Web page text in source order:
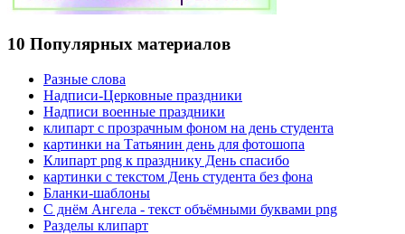
10 Популярных материалов
Разные слова
Надписи-Церковные праздники
Надписи военные праздники
клипарт с прозрачным фоном на день студента
картинки на Татьянин день для фотошопа
Клипарт png к празднику День спасибо
картинки с текстом День студента без фона
Бланки-шаблоны
С днём Ангела - текст объёмными буквами png
Разделы клипарт